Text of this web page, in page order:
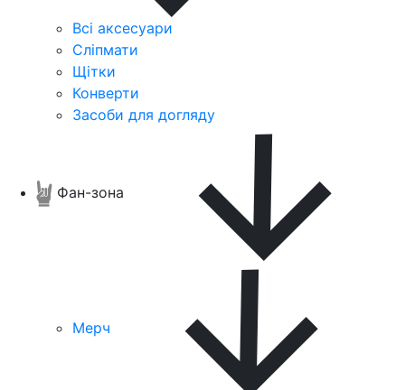
Всі аксесуари
Сліпмати
Щітки
Конверти
Засоби для догляду
Фан-зона
Мерч